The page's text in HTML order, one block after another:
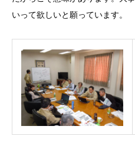
いって欲しいと願っています。